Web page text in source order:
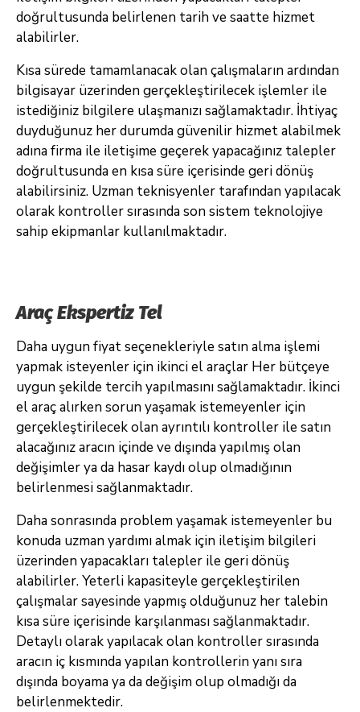
doğrultusunda belirlenen tarih ve saatte hizmet
alabilirler.
Kısa sürede tamamlanacak olan çalışmaların ardından
bilgisayar üzerinden gerçekleştirilecek işlemler ile
istediğiniz bilgilere ulaşmanızı sağlamaktadır. İhtiyaç
duyduğunuz her durumda güvenilir hizmet alabilmek
adına firma ile iletişime geçerek yapacağınız talepler
doğrultusunda en kısa süre içerisinde geri dönüş
alabilirsiniz. Uzman teknisyenler tarafından yapılacak
olarak kontroller sırasında son sistem teknolojiye
sahip ekipmanlar kullanılmaktadır.
Araç Ekspertiz Tel
Daha uygun fiyat seçenekleriyle satın alma işlemi
yapmak isteyenler için ikinci el araçlar Her bütçeye
uygun şekilde tercih yapılmasını sağlamaktadır. İkinci
el araç alırken sorun yaşamak istemeyenler için
gerçekleştirilecek olan ayrıntılı kontroller ile satın
alacağınız aracın içinde ve dışında yapılmış olan
değişimler ya da hasar kaydı olup olmadığının
belirlenmesi sağlanmaktadır.
Daha sonrasında problem yaşamak istemeyenler bu
konuda uzman yardımı almak için iletişim bilgileri
üzerinden yapacakları talepler ile geri dönüş
alabilirler. Yeterli kapasiteyle gerçekleştirilen
çalışmalar sayesinde yapmış olduğunuz her talebin
kısa süre içerisinde karşılanması sağlanmaktadır.
Detaylı olarak yapılacak olan kontroller sırasında
aracın iç kısmında yapılan kontrollerin yanı sıra
dışında boyama ya da değişim olup olmadığı da
belirlenmektedir.